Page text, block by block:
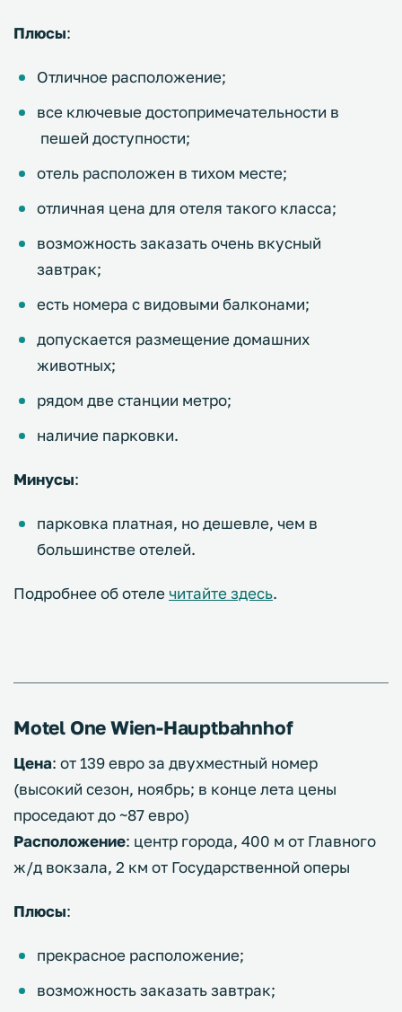
Плюсы:
Отличное расположение;
все ключевые достопримечательности в
пешей доступности;
отель расположен в тихом месте;
отличная цена для отеля такого класса;
возможность заказать очень вкусный
завтрак;
есть номера с видовыми балконами;
допускается размещение домашних
животных;
рядом две станции метро;
наличие парковки.
Минусы:
парковка платная, но дешевле, чем в
большинстве отелей.
Подробнее об отеле читайте здесь.
Motel One Wien-Hauptbahnhof
Цена: от 139 евро за двухместный номер
(высокий сезон, ноябрь; в конце лета цены
проседают до ~87 евро)
Расположение: центр города, 400 м от Главного
ж/д вокзала, 2 км от Государственной оперы
Плюсы:
прекрасное расположение;
возможность заказать завтрак;